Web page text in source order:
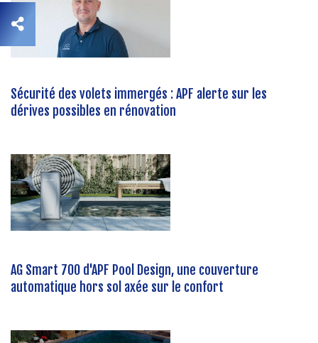
Sécurité des volets immergés : APF alerte sur les
dérives possibles en rénovation
AG Smart 700 d'APF Pool Design, une couverture
automatique hors sol axée sur le confort